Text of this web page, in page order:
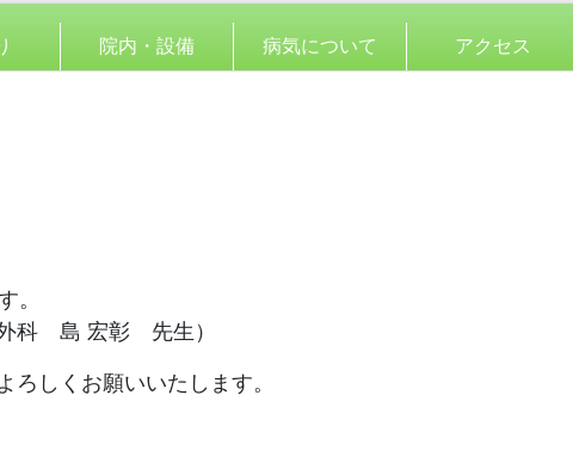
院内・設備 病気について アクセス
。
科 島 宏彰 先生）
しくお願いいたします。